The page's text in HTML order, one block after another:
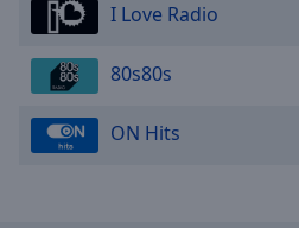
I Love Radio
80s80s
ON Hits